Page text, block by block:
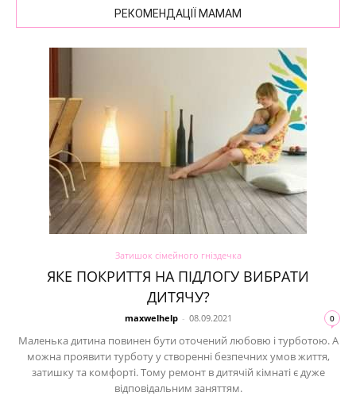
РЕКОМЕНДАЦІЇ МАМАМ
Затишок сімейного гніздечка
ЯКЕ ПОКРИТТЯ НА ПІДЛОГУ ВИБРАТИ
ДИТЯЧУ?
maxwelhelp - 08.09.2021 0
Маленька дитина повинен бути оточений любовю і турботою. А
можна проявити турботу у створенні безпечних умов життя,
затишку та комфорті. Тому ремонт в дитячій кімнаті є дуже
відповідальним заняттям.